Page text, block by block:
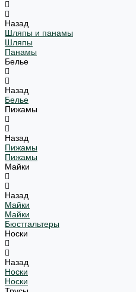
Назад
Шляпы и панамы
Шляпы
Панамы
Белье
Назад
Белье
Пижамы
Назад
Пижамы
Пижамы
Майки
Назад
Майки
Майки
Бюстгальтеры
Носки
Назад
Носки
Носки